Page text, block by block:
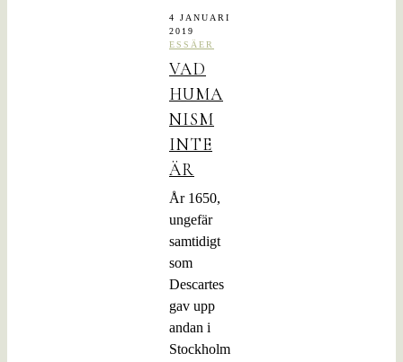
4 JANUARI
2019
ESSÄER
VAD
HUMA
NISM
INTE
ÄR
År 1650,
ungefär
samtidigt
som
Descartes
gav upp
andan i
Stockholm